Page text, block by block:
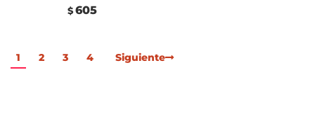
$ 605
1 2 3 4 Siguiente